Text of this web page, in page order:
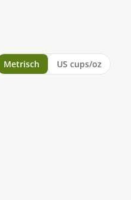
Metrisch US cups/oz